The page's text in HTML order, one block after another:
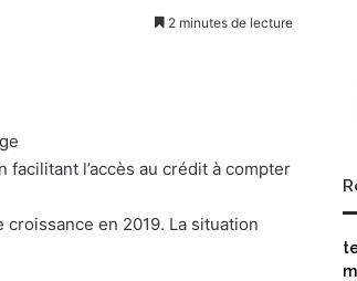
2 minutes de lecture
l’accès au crédit à compter
en 2019. La situation